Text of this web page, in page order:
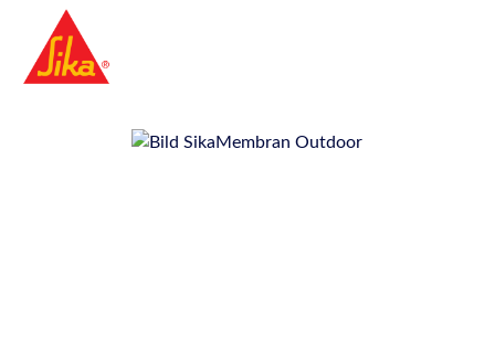
Bildergalerie überspringen